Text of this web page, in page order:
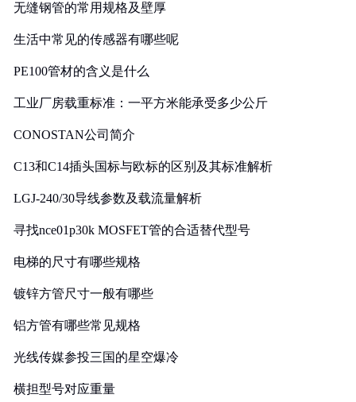
无缝钢管的常用规格及壁厚
生活中常见的传感器有哪些呢
PE100管材的含义是什么
工业厂房载重标准：一平方米能承受多少公斤
CONOSTAN公司简介
C13和C14插头国标与欧标的区别及其标准解析
LGJ-240/30导线参数及载流量解析
寻找nce01p30k MOSFET管的合适替代型号
电梯的尺寸有哪些规格
镀锌方管尺寸一般有哪些
铝方管有哪些常见规格
光线传媒参投三国的星空爆冷
横担型号对应重量